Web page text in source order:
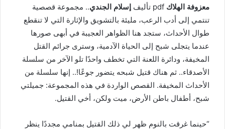
معزوفة الهلاك إسلام الجندي.. مجموعة قصصية
تنتمي إلى أدب الرعب، مليئة بالتشويق والإثارة التي لا تنقطع
طوال الأحداث، ستجد هنا الظواهر العجيبة في أبهى صورها
عندما يتجلى شبح إلى الحياة الآدمية، وسترى جرائم القتل
المخيفة، ودائرة اللعنة التي تخطف واحدًا تلو الآخر من سلسلة
الأصدقاء.. ثم هناك قتيل شبحه يتضور جوعًا!.. إنها سلسلة من
الأحداث المخيفة. القصص الواردة في هذه المجموعة: جميلتي
شبح، أطفال باطن الأرض، ميت ولكن، أخي القتيل.
“حينما غرقت بالنوم ظهر لي ذلك القتيل بمنامي مجددًا ينظر